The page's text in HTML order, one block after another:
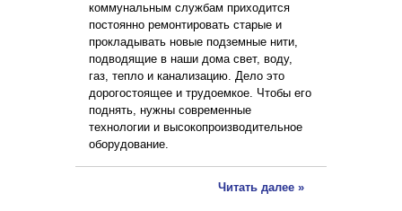
коммунальным службам приходится
постоянно ремонтировать старые и
прокладывать новые подземные нити,
подводящие в наши дома свет, воду,
газ, тепло и канализацию. Дело это
дорогостоящее и трудоемкое. Чтобы его
поднять, нужны современные
технологии и высокопроизводительное
оборудование.
Читать далее »